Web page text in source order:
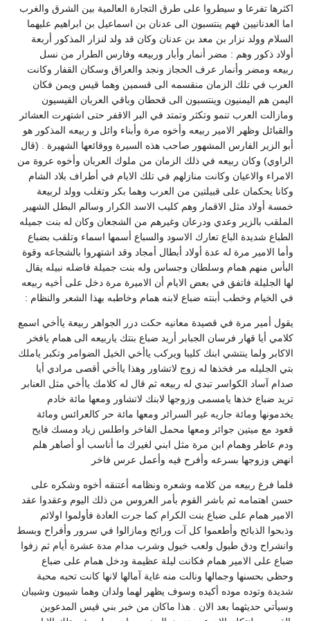
اكثرها تفرعا و سيطروا على طرق التجارة العالمية بين الشرق والغرب
اما العدنانيين فهم ينتسبون الى عدنان بن اسماعيل بن ابراهيم عليهما
السلام وولد نزار بن معد بن عدنان وكان قد ولد لنزار المذكور أربعة
أولاد ذكور وهم : مضر أنمار وأبار وربيعه وفارس الطرار من نسل
ربيعه ومضر وأنمار عرف الحجاز ونجد والعراق وسكان القفار وكانت
العرب في تلك الزمان منقسمه الى قسمين وهما قيس ويمن فكان
اليمن هم اليمنيون وينتسبون الى قحطان وباقي العربان القيسيون
ومازالت العرب تنمو وتكثر وتمتد في البر الاقفر حتى اشتهرت العشائر
والقبائل وظهر الامير ربيعه وأخوه مرة وأبناء وائل و ربيعه المذكور هو
أبو الزير الفارس المشهور صاحب هذه السيرة ووقائعها الشهيرة . (قال
الراوي) وكان ربيعه في ذلك الزمان من ملوك العربان وأخوه عروة من
الامراء والاعيان وكانت منازلهم في تلك الايام في أطراف بلاد الشام
وكانا يحكمان على قبيلتين من العرب وهما بكر وتغلب وولد لربيعة
خمسة أولاد مثل الاقمار وهم كليب الاسد الكرار وسالم البطل الشهير
الملقب بالزير وعدي ودرعان وغيرهم من الشجعان وكان له بنت جميله
الطباع شديدة الباع تعارك الاسود والسباع أسمها اسماء وتلقب بضباع
وأما الامير مرة له عدة أولاد أبطال أمجاد وقد اشتهروا بالشجاعه وقوة
البأس منهم همام وسلطان وجساس وله بنت جميلة فاضله نبيله يقال
لها الجليلة فاتفق في بعض الايام أن الاميرة مرة دخل على أخيه ربيعه
في الخيام وخطب أبنته ضباع لابنه همام وخاطبه بهذا الشعر والنظام :
يقول أمير مرة في قصيدة معانيه حكت درر الجواهر ربيعة ياأخي اسمع
كلامي أيا قهار فرسان الجبابر أريد ضباع بنتك ياربيعه الى همام يافخر
الاكابر ولما ينتشي ابنك كليبا ويركب ياأخي الخيل الضوامر وتكبر ياملك
بتي الجليله مر فخذها له زوج لاتشاور وهذا ياأخي أقصى مرادي أيا
صدام آساد الكواسر تبدي له ربيعه ثم قال له كلامك ياأخي مثل العنابر
تريد ضباع خذها يامسمى وزوجها لابنك لاتشاور ومعها مائة خادم
يخدمونها ومائة جاريه غير السرائر ومعها مائة حر كالعرائس ومائة
قعود مع ميتين جوائر ومعها محمل الفاخر واطلس زياد ومسك فايح
ودم عاطر وهمام ابن مرة مثل ابني لغيرك ما أناسب أو أصاهر هلم
انهض وزوجها بسرعه وأفرح فيه وأعمل عرس فاخر
فلما فرغ ربيعه من كلامه وشعره ونظامه أعتنقه أخوه وشكره على
حسن اهتمامه ثم باشر القوم بأمر العروس من ذلك اليوم وعقدوا عقد
الامير همام على ضباع بنت الكرام كما جرت العادة فأولموا اولائم
وذبحوا الذبائح وأطعموا كل آت ورائح ومازالوا في سرور وأفراح وبسط
وانشراح ودق طبول ولعب خيول وشرب مدام مدة عشرة أيام ثم زفوا
ضباع على الامير همام فكانت ليلة عظيمة ودخل همام على ضباع
وحظي بحسنها وجمالها ونالت منه غاية آمالها لانها كانت تحبه محبة
شديدة وتوده موده أكيده وسوف يظهر لهما ولدان وهما شيبون وشيبان
وسيأتي حديثهما بعد الان . هذا ماكان من خبر بني قيس المدعوين